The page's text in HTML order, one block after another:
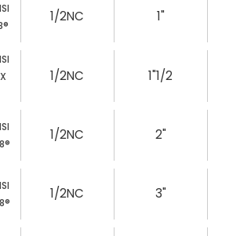
1/2NC 1"
1/2NC 1"1/2
1/2NC 2"
1/2NC 3"